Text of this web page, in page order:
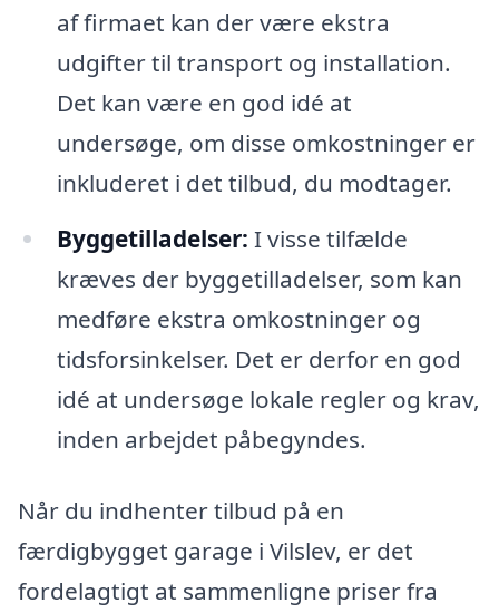
af firmaet kan der være ekstra
udgifter til transport og installation.
Det kan være en god idé at
undersøge, om disse omkostninger er
inkluderet i det tilbud, du modtager.
Byggetilladelser: I visse tilfælde
kræves der byggetilladelser, som kan
medføre ekstra omkostninger og
tidsforsinkelser. Det er derfor en god
idé at undersøge lokale regler og krav,
inden arbejdet påbegyndes.
Når du indhenter tilbud på en
færdigbygget garage i Vilslev, er det
fordelagtigt at sammenligne priser fra